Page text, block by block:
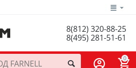
8(812) 320-88-25
8(495) 281-51-61
0